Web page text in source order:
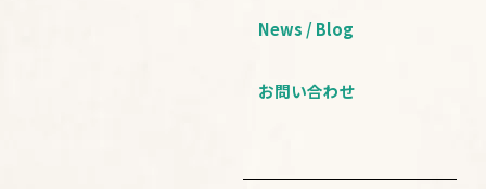
News / Blog
お問い合わせ